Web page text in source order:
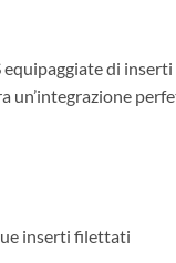
di
un’integrazione
inserti filettati